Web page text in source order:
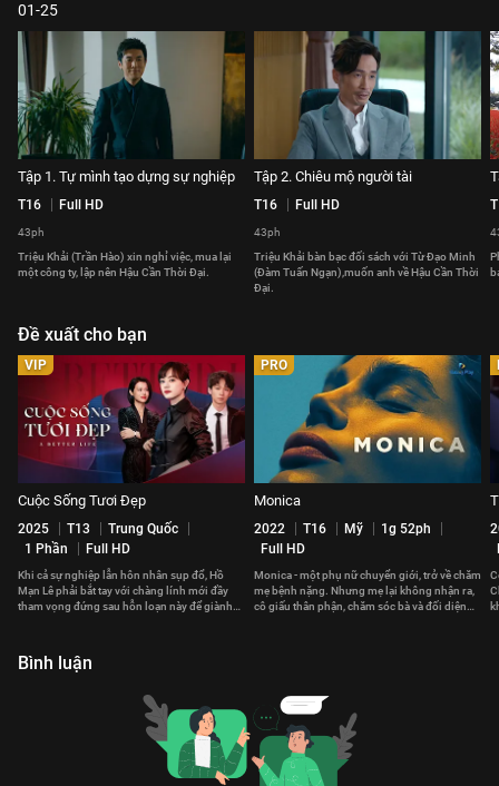
01-25
Tập 1. Tự mình tạo dựng sự nghiệp
T16 Full HD
43ph
Triệu Khải (Trần Hào) xin nghỉ việc, mua lại
một công ty, lập nên Hậu Cần Thời Đại.
Tập 2. Chiêu mộ người tài
T16 Full HD
43ph
Triệu Khải bàn bạc đối sách với Từ Đạo Minh
(Đàm Tuấn Ngạn),muốn anh về Hậu Cần Thời
Đại.
Đề xuất cho bạn
VIP
Cuộc Sống Tươi Đẹp
2025 T13
Trung Quốc
1 Phần
Full HD
Khi cả sự nghiệp lẫn hôn nhân sụp đổ, Hồ
Mạn Lê phải bắt tay với chàng lính mới đầy
tham vọng đứng sau hỗn loạn này để giành
PRO
Monica
2022 T16 Mỹ
1g 52ph
Full HD
Monica - một phụ nữ chuyển giới, trở về chăm
mẹ bệnh nặng. Nhưng mẹ lại không nhận ra,
cô giấu thân phận, chăm sóc bà và đối diện
Bình luận